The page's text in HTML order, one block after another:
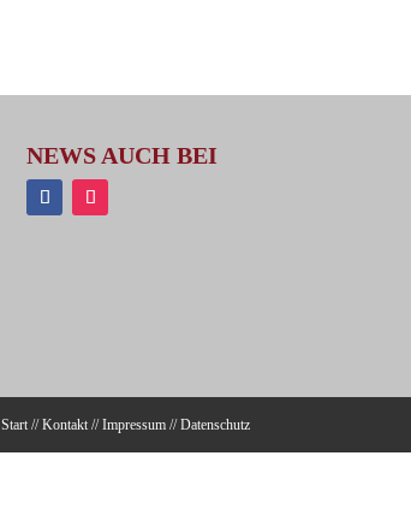
NEWS AUCH BEI
Start//Kontakt//Impressum//Datenschutz